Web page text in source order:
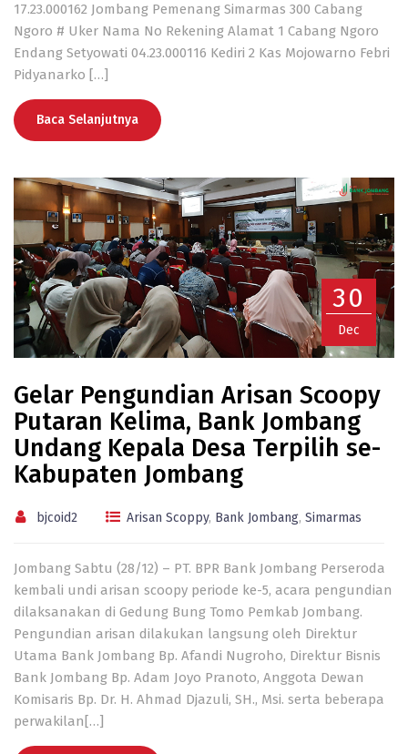
17.23.000162 Jombang Pemenang Simarmas 300 Cabang
Ngoro # Uker Nama No Rekening Alamat 1 Cabang Ngoro
Endang Setyowati 04.23.000116 Kediri 2 Kas Mojowarno Febri
Pidyanarko […]
Baca Selanjutnya
30
Dec
Gelar Pengundian Arisan Scoopy
Putaran Kelima, Bank Jombang
Undang Kepala Desa Terpilih se-
Kabupaten Jombang
bjcoid2 Arisan Scoppy, Bank Jombang, Simarmas
Jombang Sabtu (28/12) – PT. BPR Bank Jombang Perseroda
kembali undi arisan scoopy periode ke-5, acara pengundian
dilaksanakan di Gedung Bung Tomo Pemkab Jombang.
Pengundian arisan dilakukan langsung oleh Direktur
Utama Bank Jombang Bp. Afandi Nugroho, Direktur Bisnis
Bank Jombang Bp. Adam Joyo Pranoto, Anggota Dewan
Komisaris Bp. Dr. H. Ahmad Djazuli, SH., Msi. serta beberapa
perwakilan[…]